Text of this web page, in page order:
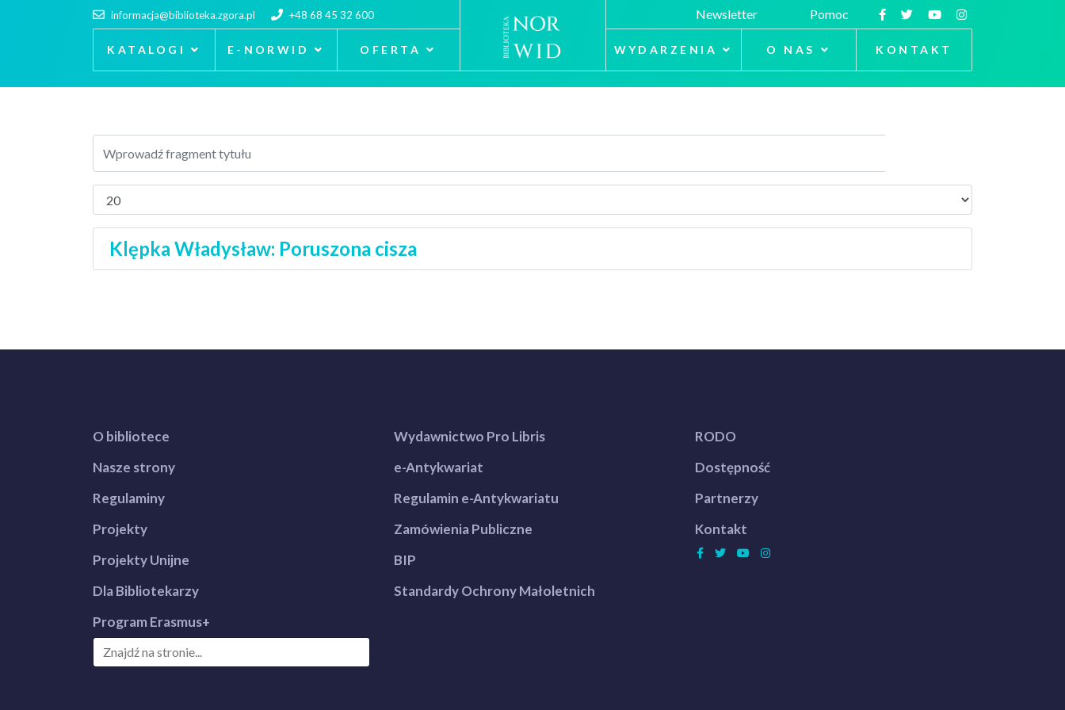
informacja@biblioteka.zgora.pl +48 68 45 32 600
KATALOGI E-NORWID OFERTA
Newsletter Pomoc
WYDARZENIA O NAS KONTAKT
Klępka Władysław: Poruszona cisza
O bibliotece
Nasze strony
Regulaminy
Projekty
Projekty Unijne
Dla Bibliotekarzy
Program Erasmus+
Wydawnictwo Pro Libris
e-Antykwariat
Regulamin e-Antykwariatu
Zamówienia Publiczne
BIP
Standardy Ochrony Małoletnich
RODO
Dostępność
Partnerzy
Kontakt